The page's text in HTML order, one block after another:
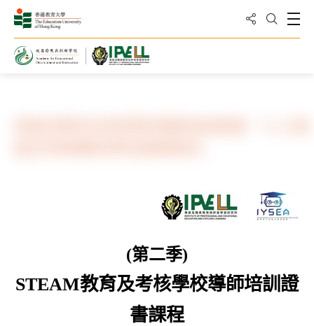
分享到打開搜
打
(第二季)
STEAM教育及考核學校導師培訓證
書課程